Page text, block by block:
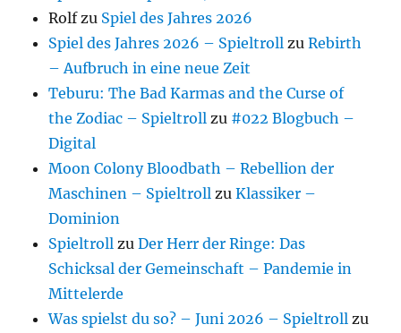
Rolfzu Spiel des Jahres 2026
Spiel des Jahres 2026 – Spieltroll zuRebirth
– Aufbruch in eine neue Zeit
Teburu: The Bad Karmas and the Curse of
the Zodiac – Spieltroll zu #022 Blogbuch –
Digital
Moon Colony Bloodbath – Rebellion der
Maschinen – Spieltroll zuKlassiker –
Dominion
Spieltroll zuDer Herr der Ringe: Das
Schicksal der Gemeinschaft – Pandemie in
Mittelerde
Was spielst du so? – Juni 2026 – Spieltroll zu